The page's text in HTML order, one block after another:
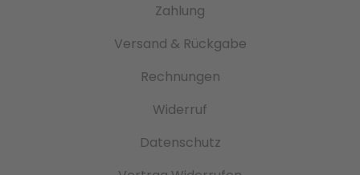
Zahlung
Versand & Rückgabe
Rechnungen
Widerruf
Datenschutz